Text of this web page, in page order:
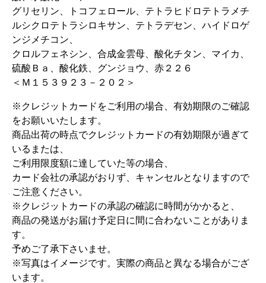
グリセリン、トコフェロール、テトラヒドロテトラメチ
ルシクロテトラシロキサン、テトラデセン、ハイドロゲ
ンジメチコン、
クロルフェネシン、合成金雲母、酸化チタン、マイカ、
硫酸Ｂａ、酸化鉄、グンジョウ、赤２２６
＜Ｍ１５３９２３－２０２＞
※クレジットカードをご利用の場合、有効期限のご確認
をお願いいたします。
商品出荷の時点でクレジットカードの有効期限が過ぎて
いるまたは、
ご利用限度額に達していた等の場合、
カード会社の承認がおりず、キャンセルとなりますので
ご注意ください。
※クレジットカードの承認の確認に時間がかかると、
商品の発送がお届け予定日に間に合わないことがありま
す。
予めご了承下さいませ。
※写真はイメージです。実際の商品と異なる場合がござ
います。